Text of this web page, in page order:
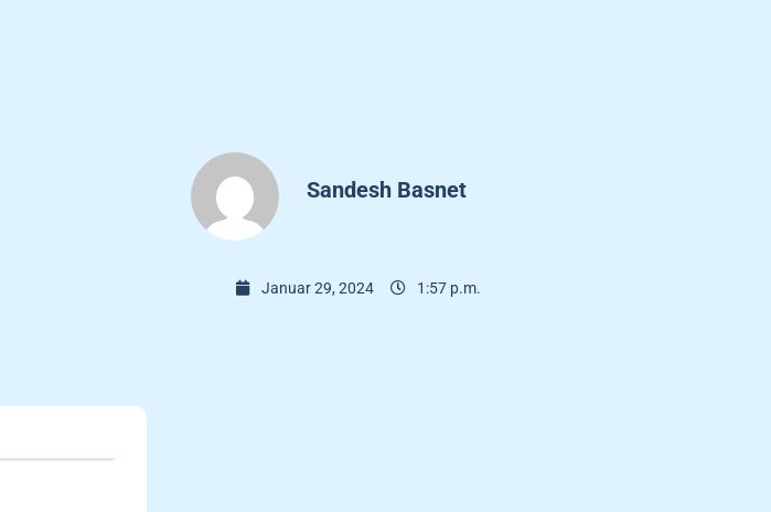
Sandesh Basnet
Januar 29, 2024 1:57 p.m.